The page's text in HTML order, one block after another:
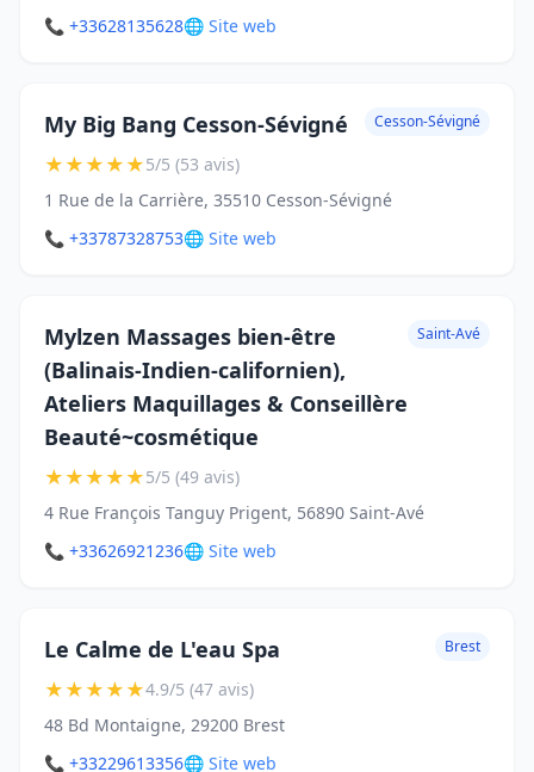
📞 +33628135628🌐 Site web
My Big Bang Cesson-Sévigné Cesson-Sévigné
★★★★★5/5 (53 avis)
1 Rue de la Carrière, 35510 Cesson-Sévigné
📞 +33787328753🌐 Site web
Mylzen Massages bien-être
(Balinais-Indien-californien),
Ateliers Maquillages & Conseillère
Beauté~cosmétique
Saint-Avé
★★★★★5/5 (49 avis)
4 Rue François Tanguy Prigent, 56890 Saint-Avé
📞 +33626921236🌐 Site web
Le Calme de L'eau Spa Brest
★★★★★4.9/5 (47 avis)
48 Bd Montaigne, 29200 Brest
📞 +33229613356🌐 Site web